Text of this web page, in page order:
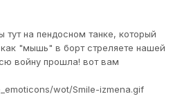
на пендосном танке, который
"мышь" в борт стреляете нашей
войну прошла! вот вам
wot/Smile-izmena.gif